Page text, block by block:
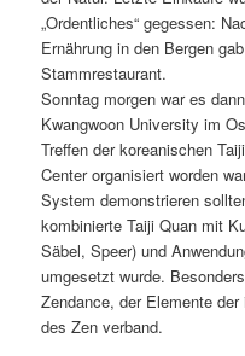
„Ordentliches“ gegessen:
Ernährung in den Bergen
Stammrestaurant.
Sonntag morgen war es
Kwangwoon University im
Treffen der koreanischen
Center organisiert worden
System demonstrieren
kombinierte Taiji Quan mit
Säbel, Speer) und
umgesetzt wurde.
Zendance, der Elemente
des Zen verband.